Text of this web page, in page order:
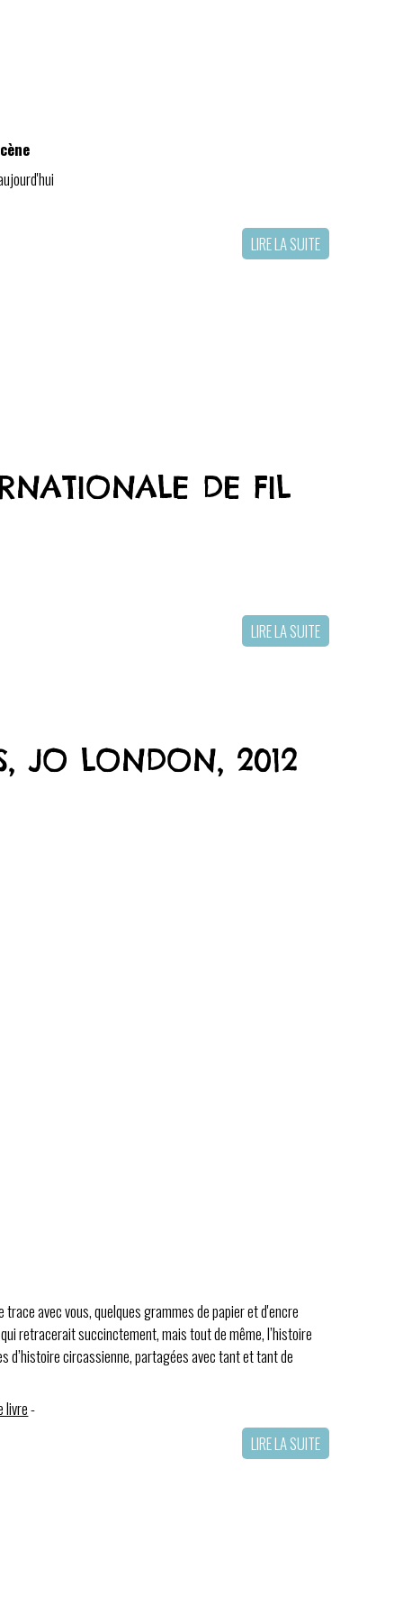
LIRE LA SUITE
DE FIL
LIRE LA SUITE
JO LONDON, 2012
avec vous, quelques grammes de papier et d'encre
retracerait succinctement, mais tout de même, l’histoire
d’histoire circassienne, partagées avec tant et tant de
livre-
LIRE LA SUITE